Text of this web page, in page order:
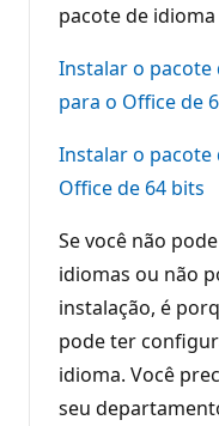
pacote de
Instalar o pacote
para o Office de
Instalar o
Office de 64 bits
Se você não
idiomas ou não
instalação, é
pode ter
idioma. Você
seu